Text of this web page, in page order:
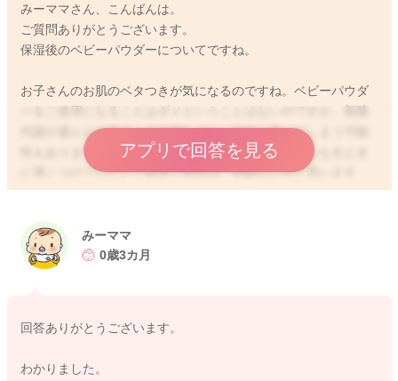
みーママさん、こんばんは。
ご質問ありがとうございます。
保湿後のベビーパウダーについてですね。
お子さんのお肌のベタつきが気になるのですね。ベビーパウダ
代謝が盛んなお子さんの汗腺などを一時的に塞いでしまう可能
性もあります。ですので、あまり多用せず、少し気になるとき
に薄くつけていただく程度であれば、問題ないかと思います
よ。もし、保湿でベタつきが気になるのであれば、サラッとし
ってみるのも良いかもしれませんね。
アプリで回答を見る
みーママ
0歳3カ月
回答ありがとうございます。
わかりました。